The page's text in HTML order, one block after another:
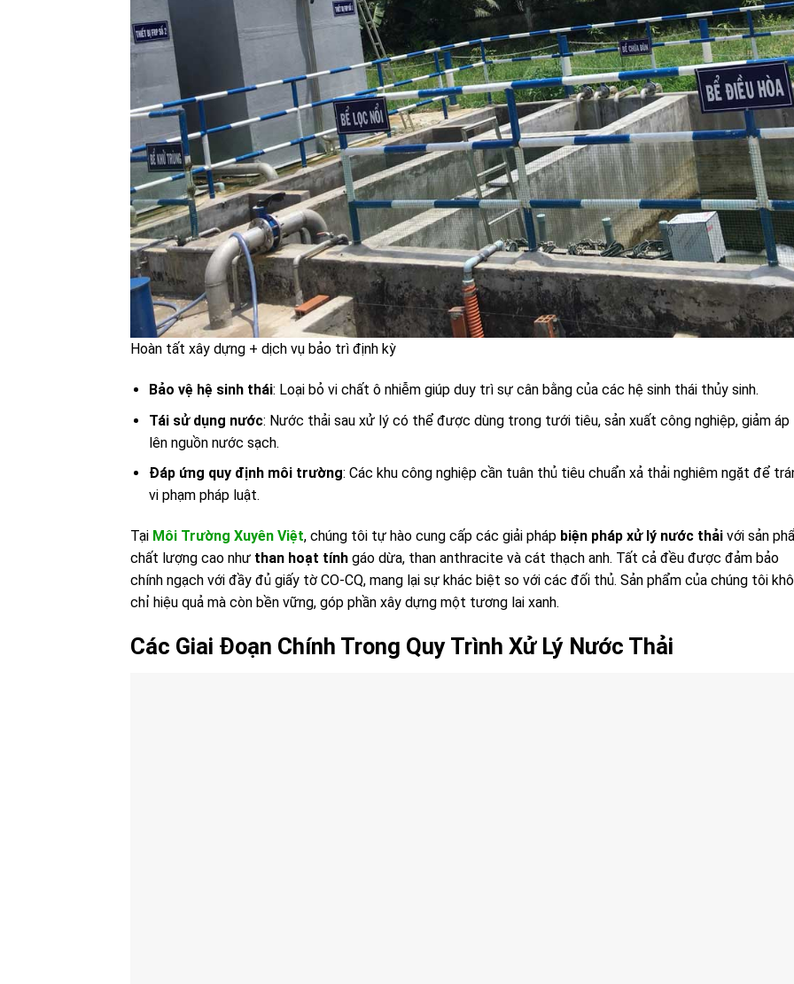
Hoàn tất xây dựng + dịch vụ bảo trì định kỳ
Bảo vệ hệ sinh thái: Loại bỏ vi chất ô nhiễm giúp duy trì sự cân bằng của các hệ sinh thái thủy sinh.
Tái sử dụng nước: Nước thải sau xử lý có thể được dùng trong tưới tiêu, sản xuất công nghiệp, giảm
lên nguồn nước sạch.
Đáp ứng quy định môi trường: Các khu công nghiệp cần tuân thủ tiêu chuẩn xả thải nghiêm ngặt để
vi phạm pháp luật.
Tại Môi Trường Xuyên Việt, chúng tôi tự hào cung cấp các giải pháp biện pháp xử lý nước thải với sản
chất lượng cao như than hoạt tính gáo dừa, than anthracite và cát thạch anh. Tất cả đều được đảm bảo
chính ngạch với đầy đủ giấy tờ CO-CQ, mang lại sự khác biệt so với các đối thủ. Sản phẩm của chúng tôi
chỉ hiệu quả mà còn bền vững, góp phần xây dựng một tương lai xanh.
Các Giai Đoạn Chính Trong Quy Trình Xử Lý Nước Thải